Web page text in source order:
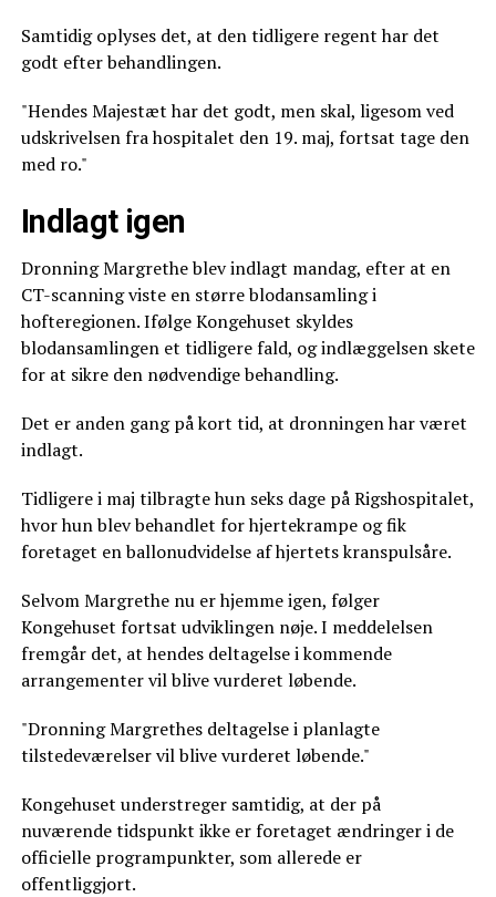
Samtidig oplyses det, at den tidligere regent har det
godt efter behandlingen.
"Hendes Majestæt har det godt, men skal, ligesom ved
udskrivelsen fra hospitalet den 19. maj, fortsat tage den
med ro."
Indlagt igen
Dronning Margrethe blev indlagt mandag, efter at en
CT-scanning viste en større blodansamling i
hofteregionen. Ifølge Kongehuset skyldes
blodansamlingen et tidligere fald, og indlæggelsen skete
for at sikre den nødvendige behandling.
Det er anden gang på kort tid, at dronningen har været
indlagt.
Tidligere i maj tilbragte hun seks dage på Rigshospitalet,
hvor hun blev behandlet for hjertekrampe og fik
foretaget en ballonudvidelse af hjertets kranspulsåre.
Selvom Margrethe nu er hjemme igen, følger
Kongehuset fortsat udviklingen nøje. I meddelelsen
fremgår det, at hendes deltagelse i kommende
arrangementer vil blive vurderet løbende.
"Dronning Margrethes deltagelse i planlagte
tilstedeværelser vil blive vurderet løbende."
Kongehuset understreger samtidig, at der på
nuværende tidspunkt ikke er foretaget ændringer i de
officielle programpunkter, som allerede er
offentliggjort.